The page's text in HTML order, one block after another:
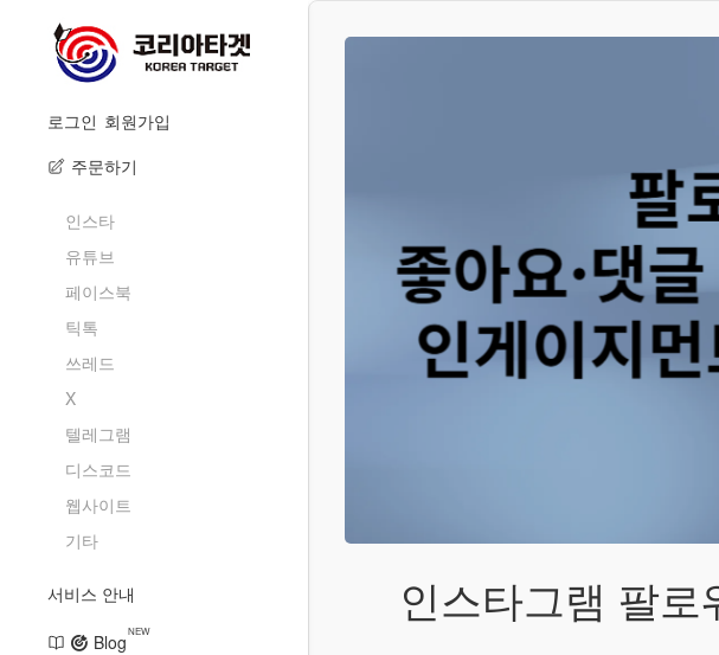
로그인 회원가입
주문하기
인스타
유튜브
페이스북
틱톡
쓰레드
X
텔레그램
디스코드
웹사이트
기타
서비스 안내
BlogNEW
인스타그램 팔로